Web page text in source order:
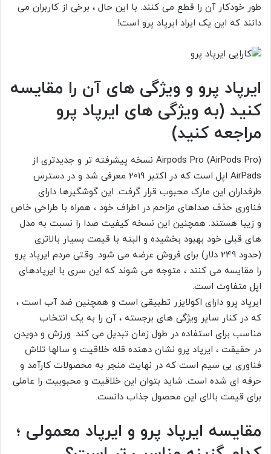
طور خودکار آن را قطع می کنند. با این حال ، برخی از کاربران می
دانند که این یک ایراد ایرپاد پرو است!
ایرپاد پرو و ​​ویژگی های آن را مقایسه
کنید (به ویژگی های ایرپاد پرو
مراجعه کنید)
Airpods Pro (AirPods Pro) نسخه پیشرفته تر و جدیدتری از
AirPads اپل است که در اکتبر 2019 معرفی شد و در دسترس
طرفداران این مارک محبوب قرار گرفت. این گوشگیرها دارای
فناوری حذف صداهای مزاحم در اطراف خود ، همراه با طراحی خاص
و زیبا هستند. همچنین این نسخه کیفیت صدا را نسبت به مدل
های قبلی خود بهبود بخشیده و البته با قیمت بسیار بالاتری
(حدود 249 دلار) برای فروش عرضه می شود. وقتی مردم ایرپاد پرو
را مقایسه می کنند ، متوجه می شوند که این سری با ایرپادهای
اپل متفاوت است.
ایرپاد پرو دارای اکولایزر تطبیقی ​​است و همچنین ضد آب است ،
که در کنار سایر ویژگی های برجسته ، آن را به یک انتخاب
مناسب برای استفاده در طول زمان تبدیل می کند. ورزش و دویدن
در حقیقت ، ایرپاد پرو نشان دهنده قله خلاقیت و سالها تلاش
فناوری بی سیم است که در نهایت منجر به محصولات کارآمد و
حرفه ای شده است. شاید بتوان این خلاقیت و محبوبیت را عاملی
برای قیمت بالای این محصول جذاب دانست.
مقایسه ایرپاد پرو و ​​ایرپاد معمولی ؛